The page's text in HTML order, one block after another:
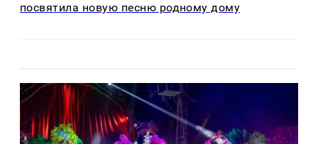
посвятила новую песню родному дому